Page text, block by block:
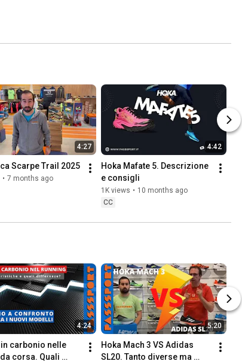
4:27
Scarpe Trail 2025
• 7 months ago
4:42
Hoka Mafate 5. Descrizione
e consigli
1K views • 10 months ago
CC
4:24
carbonio nelle
corsa. Quali
5:20
Hoka Mach 3 VS Adidas
SL20. Tanto diverse ma